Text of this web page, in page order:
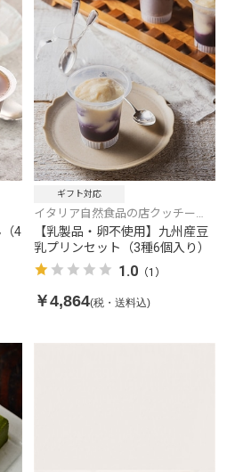
4
ギフト対応
イタリア自然食品の店クッチー
ナ・リナルド
【乳製品・卵不使用】九州産豆
乳プリンセット（3種6個入り）
1.0（1）
￥4,864(税・送料込)